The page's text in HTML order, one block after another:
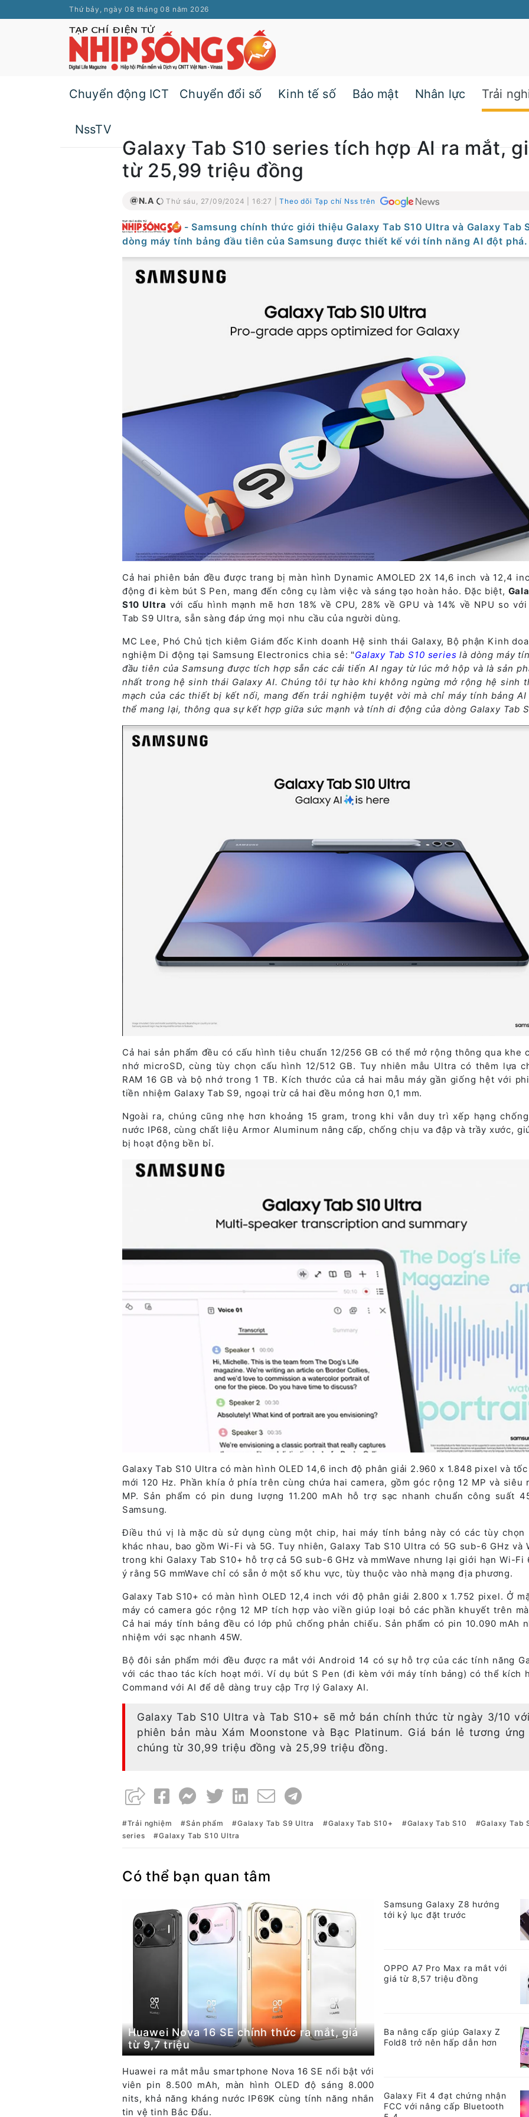
Thứ bảy, ngày 08 tháng 08 năm 2026
Chuyển động ICT Chuyển đổi số Kinh tế số Bảo mật Nhân lực Trải
NssTV
Galaxy Tab S10 series tích hợp AI ra mắt,
từ 25,99 triệu đồng
N.A Thứ sáu, 27/09/2024 | 16:27 |Theo dõi Tạp chí Nss trên
- Samsung chính thức giới thiệu Galaxy Tab S10 Ultra và Galaxy Tab
dòng máy tính bảng đầu tiên của Samsung được thiết kế với tính năng AI đột phá.
Cả hai phiên bản đều được trang bị màn hình Dynamic AMOLED 2X 14,6 inch và 12,4
động đi kèm bút S Pen, mang đến công cụ làm việc và sáng tạo hoàn hảo. Đặc biệt,
S10 Ultra với cấu hình mạnh mẽ hơn 18% về CPU, 28% về GPU và 14% về NPU so với
Tab S9 Ultra, sẵn sàng đáp ứng mọi nhu cầu của người dùng.
MC Lee, Phó Chủ tịch kiêm Giám đốc Kinh doanh Hệ sinh thái Galaxy, Bộ phận Kinh
nghiệm Di động tại Samsung Electronics chia sẻ: "Galaxy Tab S10 series là dòng máy
đầu tiên của Samsung được tích hợp sẵn các cải tiến AI ngay từ lúc mở hộp và là sản
nhất trong hệ sinh thái Galaxy AI. Chúng tôi tự hào khi không ngừng mở rộng hệ sinh
mạch của các thiết bị kết nối, mang đến trải nghiệm tuyệt vời mà chỉ máy tính bảng AI
thể mang lại, thông qua sự kết hợp giữa sức mạnh và tính di động của dòng Galaxy Tab
Cả hai sản phẩm đều có cấu hình tiêu chuẩn 12/256 GB có thể mở rộng thông qua khe
nhớ microSD, cùng tùy chọn cấu hình 12/512 GB. Tuy nhiên mẫu Ultra có thêm lựa
RAM 16 GB và bộ nhớ trong 1 TB. Kích thước của cả hai mẫu máy gần giống hệt với
tiền nhiệm Galaxy Tab S9, ngoại trừ cả hai đều mỏng hơn 0,1 mm.
Ngoài ra, chúng cũng nhẹ hơn khoảng 15 gram, trong khi vẫn duy trì xếp hạng
nước IP68, cùng chất liệu Armor Aluminum nâng cấp, chống chịu va đập và trầy xước,
bị hoạt động bền bỉ.
Galaxy Tab S10 Ultra có màn hình OLED 14,6 inch độ phân giải 2.960 x 1.848 pixel và
mới 120 Hz. Phần khía ở phía trên cùng chứa hai camera, gồm góc rộng 12 MP và siêu
MP. Sản phẩm có pin dung lượng 11.200 mAh hỗ trợ sạc nhanh chuẩn công suất
Samsung.
Điều thú vị là mặc dù sử dụng cùng một chip, hai máy tính bảng này có các tùy chọn
khác nhau, bao gồm Wi-Fi và 5G. Tuy nhiên, Galaxy Tab S10 Ultra có 5G sub-6 GHz và
trong khi Galaxy Tab S10+ hỗ trợ cả 5G sub-6 GHz và mmWave nhưng lại giới hạn Wi-Fi
ý rằng 5G mmWave chỉ có sẵn ở một số khu vực, tùy thuộc vào nhà mạng địa phương.
Galaxy Tab S10+ có màn hình OLED 12,4 inch với độ phân giải 2.800 x 1.752 pixel. Ở
máy có camera góc rộng 12 MP tích hợp vào viền giúp loại bỏ các phần khuyết trên
Cả hai máy tính bảng đều có lớp phủ chống phản chiếu. Sản phẩm có pin 10.090 mAh
nhiệm với sạc nhanh 45W.
Bộ đôi sản phẩm mới đều được ra mắt với Android 14 có sự hỗ trợ của các tính năng
với các thao tác kích hoạt mới. Ví dụ bút S Pen (đi kèm với máy tính bảng) có thể kích
Command với AI để dễ dàng truy cập Trợ lý Galaxy AI.
Galaxy Tab S10 Ultra và Tab S10+ sẽ mở bán chính thức từ ngày 3/10
phiên bản màu Xám Moonstone và Bạc Platinum. Giá bán lẻ tương ứng
chúng từ 30,99 triệu đồng và 25,99 triệu đồng.
Trải nghiệm Sản phẩm Galaxy Tab S9 Ultra Galaxy Tab S10+ Galaxy Tab S10
Galaxy Tab
series
Galaxy Tab S10 Ultra
Có thể bạn quan tâm
Huawei Nova 16 SE chính thức ra mắt, giá
từ 9,7 triệu
Huawei ra mắt mẫu smartphone Nova 16 SE nổi bật với
viên pin 8.500 mAh, màn hình OLED độ sáng 8.000
nits, khả năng kháng nước IP69K cùng tính năng nhắn
tin vệ tinh Bắc Đẩu.
Samsung Galaxy Z8 hướng
tới kỷ lục đặt trước
OPPO A7 Pro Max ra mắt với
giá từ 8,57 triệu đồng
Ba nâng cấp giúp Galaxy Z
Fold8 trở nên hấp dẫn hơn
Galaxy Fit 4 đạt chứng nhận
FCC với nâng cấp Bluetooth